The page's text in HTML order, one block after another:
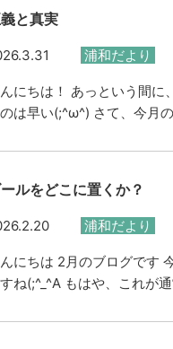
と真実
浦和だより
にちは！ あっという間
は早い(;^ω^) さて、今
ルをどこに置くか？
浦和だより
にちは 2月のブログです
ね(;^_^A もはや、これが